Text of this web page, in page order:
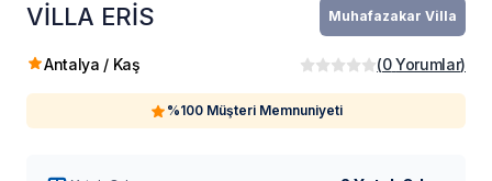
VİLLA ERİS Muhafazakar Villa
Antalya / Kaş (0 Yorumlar)
%100 Müşteri Memnuniyeti